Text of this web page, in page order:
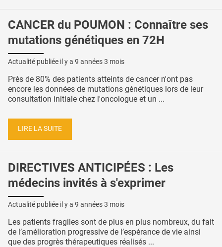
CANCER du POUMON : Connaître ses
mutations génétiques en 72H
Actualité publiée il y a 9 années 3 mois
Près de 80% des patients atteints de cancer n'ont pas
encore les données de mutations génétiques lors de leur
consultation initiale chez l'oncologue et un ...
LIRE LA SUITE
DIRECTIVES ANTICIPÉES : Les
médecins invités à s'exprimer
Actualité publiée il y a 9 années 3 mois
Les patients fragiles sont de plus en plus nombreux, du fait
de l’amélioration progressive de l’espérance de vie ainsi
que des progrès thérapeutiques réalisés ...